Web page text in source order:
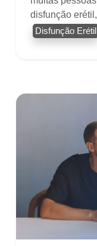
disfunção
Disfunção Erétil